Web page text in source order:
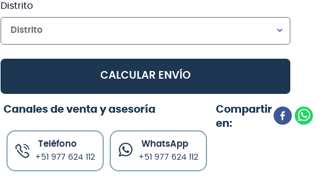
Distrito
Distrito
CALCULAR ENVÍO
Canales de venta y asesoría
Teléfono
+51 977 624 112
WhatsApp
+51 977 624 112